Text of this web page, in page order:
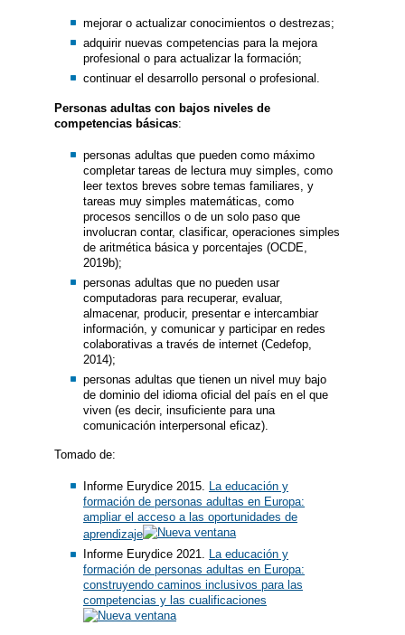
mejorar o actualizar conocimientos o destrezas;
adquirir nuevas competencias para la mejora
profesional o para actualizar la formación;
continuar el desarrollo personal o profesional.
Personas adultas con bajos niveles de
competencias básicas:
personas adultas que pueden como máximo
completar tareas de lectura muy simples, como
leer textos breves sobre temas familiares, y
tareas muy simples matemáticas, como
procesos sencillos o de un solo paso que
involucran contar, clasificar, operaciones simples
de aritmética básica y porcentajes (OCDE,
2019b);
personas adultas que no pueden usar
computadoras para recuperar, evaluar,
almacenar, producir, presentar e intercambiar
información, y comunicar y participar en redes
colaborativas a través de internet (Cedefop,
2014);
personas adultas que tienen un nivel muy bajo
de dominio del idioma oficial del país en el que
viven (es decir, insuficiente para una
comunicación interpersonal eficaz).
Tomado de:
Informe Eurydice 2015. La educación y
formación de personas adultas en Europa:
ampliar el acceso a las oportunidades de
aprendizaje
Informe Eurydice 2021. La educación y
formación de personas adultas en Europa:
construyendo caminos inclusivos para las
competencias y las cualificaciones